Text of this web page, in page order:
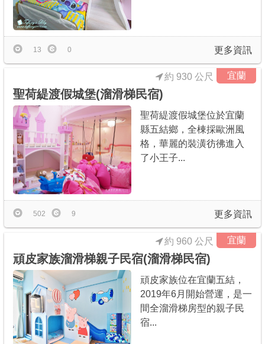
更多資訊
13 0
宜蘭
約 930 公尺
聖荷緹渡假城堡(溜滑梯民宿)
聖荷緹渡假城堡位於宜蘭
縣五結鄉，全棟採歐洲風
格，華麗的裝潢彷彿進入
了小王子...
更多資訊
502 9
宜蘭
約 960 公尺
頑皮家族溜滑梯親子民宿(溜滑梯民宿)
頑皮家族位在宜蘭五結，
2019年6月開始營運，是一
間全溜滑梯房型的親子民
宿...